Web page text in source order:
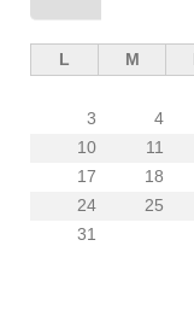
L M
3
4
10
11
17
18
24
25
31